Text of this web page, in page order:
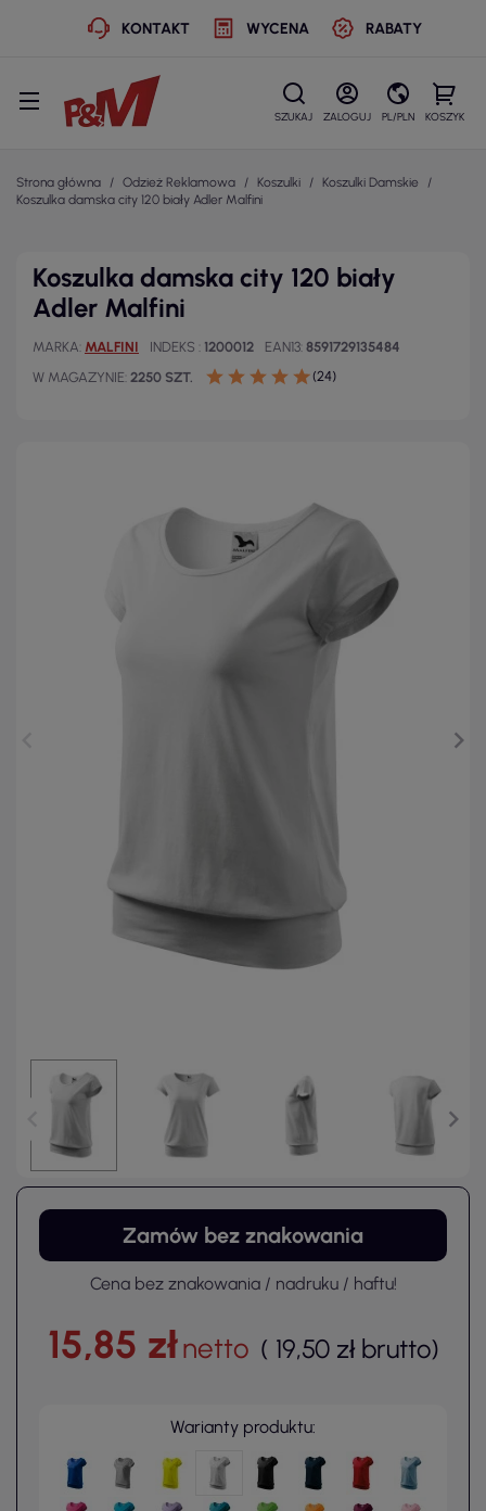
KONTAKT WYCENA RABATY
SZUKAJ ZALOGUJ PL/PLN KOSZYK
Strona główna Odzież Reklamowa Koszulki
Koszulki Damskie
Koszulka damska city 120 biały Adler Malfini
Koszulka damska city 120 biały
Adler Malfini
MARKA MALFINI INDEKS 1200012 EAN13 8591729135484
W MAGAZYNIE 2250 SZT. (24)
Zamów bez znakowania
Cena bez znakowania / nadruku / haftu!
15,85 złnetto ( 19,50 zł brutto)
Warianty produktu: